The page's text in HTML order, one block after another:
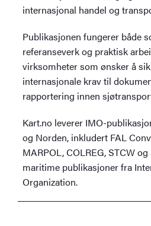
internasjonal handel og
Publikasjonen fungerer både
referanseverk og praktisk
virksomheter som ønsker å
internasjonale krav til
rapportering innen
Kart.no leverer IMO-
og Norden, inkludert FAL
MARPOL, COLREG, STCW
maritime publikasjoner fra
Organization.